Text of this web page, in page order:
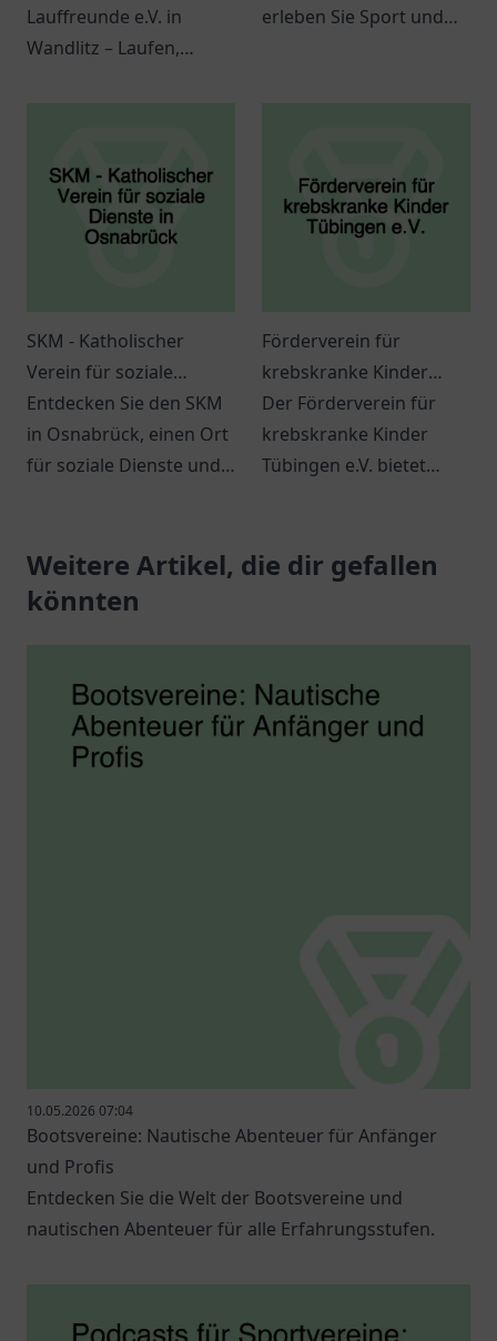
Lauffreunde e.V. in
Wandlitz – Laufen,
erleben Sie Sport und
SKM - Katholischer
Verein für soziale
Dienste in Osnabrück
Entdecken Sie den SKM
in Osnabrück, einen Ort
für soziale Dienste und
Lebenslagen.
Förderverein für
krebskranke Kinder
Tübingen e.V.
Der Förderverein für
krebskranke Kinder
Tübingen e.V. bietet
betroffene Familien und
Weitere Artikel, die dir gefallen
könnten
10.05.2026 07:04
Bootsvereine: Nautische Abenteuer für Anfänger
und Profis
Entdecken Sie die Welt der Bootsvereine und
nautischen Abenteuer für alle Erfahrungsstufen.